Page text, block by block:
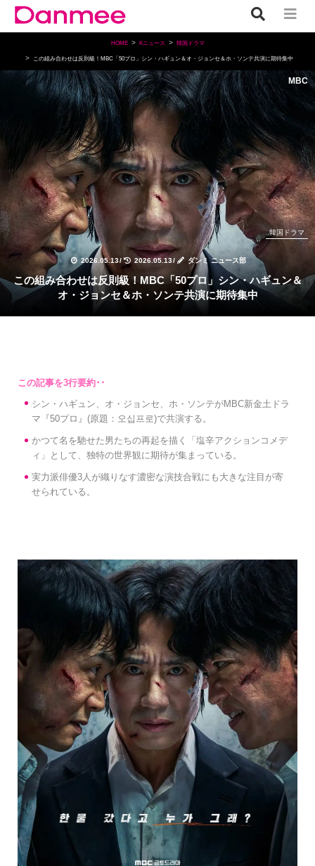
HOME Kニュース 韓国ドラマ
この組み合わせは反則級！MBC「50プロ」シン・ハギュン＆オ・ジョンセ＆ホ・ソンテ共演に期待集中
MBC
2026.05.13/ 2026.05.13/ ダンミ ニュース部
韓国ドラマ
この組み合わせは反則級！MBC「50プロ」シン・ハギュン＆
オ・ジョンセ＆ホ・ソンテ共演に期待集中
シン・ハギュン、オ・ジョンセ、ホ・ソンテがMBC新金土ドラ
マ『50プロ』(原題：오십프로)で共演する。
かつて名を馳せた男たちの再起を描く「塩辛アクションコメデ
ィ」として、独特の世界観に期待が集まっている。
実力派俳優3人が織りなす濃密な演技合戦にも大きな注目が寄
せられている。